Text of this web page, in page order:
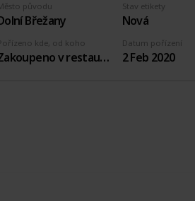
kde, od koho
Zakoupeno v restauraci pivovaru
Stav etikety
Nová
Datum pořízení
2 Feb 2020
původu
Břežany